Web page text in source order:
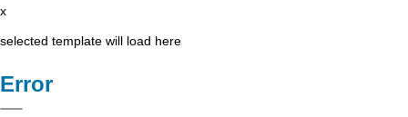
x
selected template will load here
Error